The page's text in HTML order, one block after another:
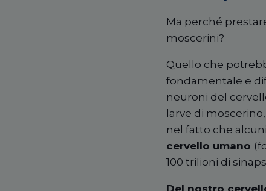
Ma perché
moscerini?
Quello che
fondamentale e
neuroni del
larve di
nel fatto che
cervello umano
100 trilioni di
Del nostro